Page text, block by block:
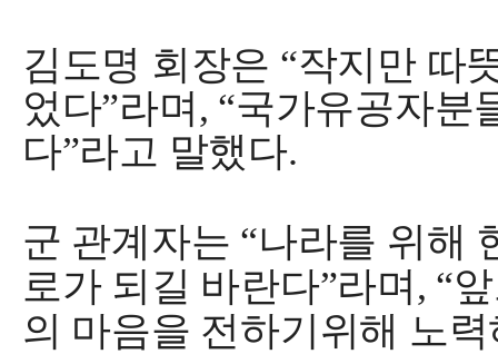
김도명 회장은 “작지만 따
었다”라며 , “국가유공자분
다”라고 말했다.
군 관계자는 “나라를 위해
로가 되길 바란다”라며 , “
의 마음을 전하기위해 노